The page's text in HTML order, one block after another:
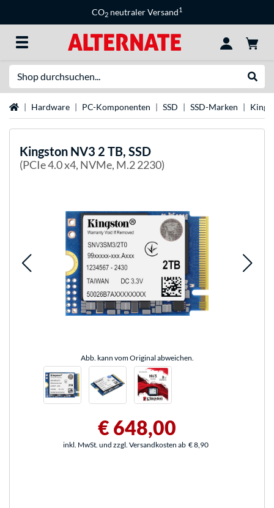
CO2 neutraler Versand1
StartseiteHardware PC-Komponenten SSD SSD-Marken
Kingston NV3 2 TB, SSD
(PCIe 4.0 x4, NVMe, M.2 2230)
Abb. kann vom Original abweichen.
€ 648,00
inkl. MwSt. und zzgl. Versandkosten ab € 8,90